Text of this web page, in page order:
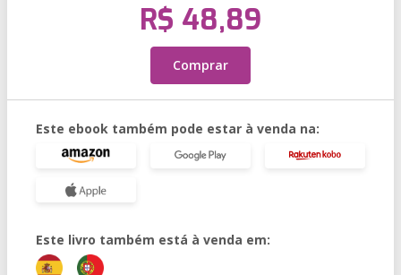
R$ 48,89
Comprar
Este ebook também pode estar à venda na:
Este livro também está à venda em: